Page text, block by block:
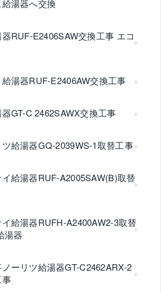
湯器へ交換
RUF-E2406SAW交換工事 エコ
湯器RUF-E2406AW交換工事
GT-C 2462SAWX交換工事
給湯器GQ-2039WS-1取替工事
給湯器RUF-A2005SAW(B)取替
給湯器RUFH-A2400AW2-3取替
湯器
ーリツ給湯器GT-C2462ARX-2
事